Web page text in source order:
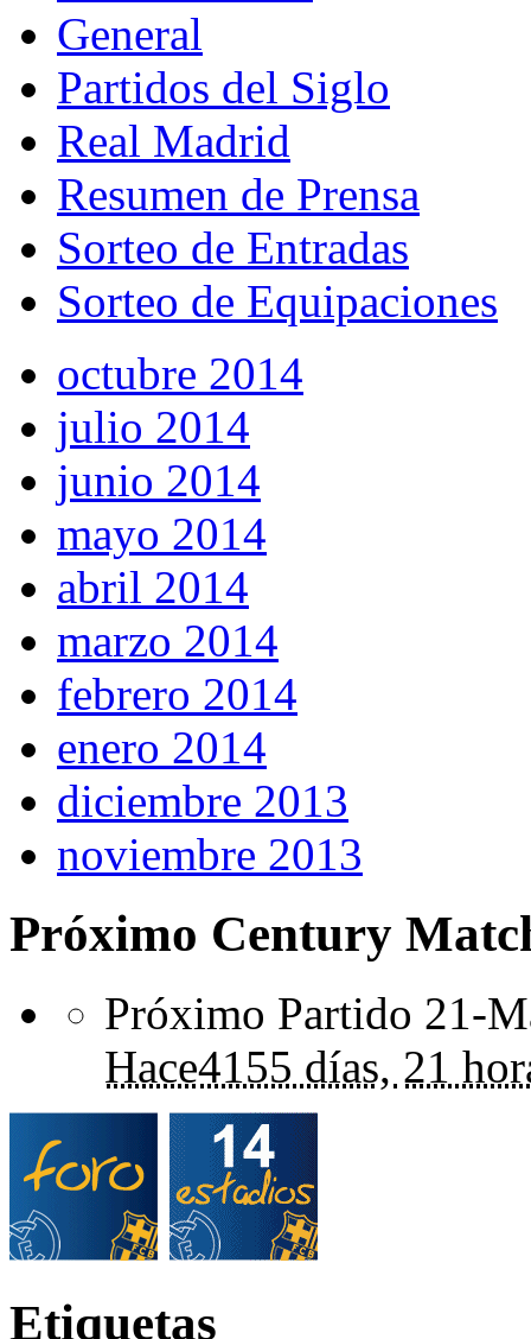
General
Partidos del Siglo
Real Madrid
Resumen de Prensa
Sorteo de Entradas
Sorteo de Equipaciones
octubre 2014
julio 2014
junio 2014
mayo 2014
abril 2014
marzo 2014
febrero 2014
enero 2014
diciembre 2013
noviembre 2013
Próximo Century
Próximo Partido 21-
Hace4155 días, 21
Etiquetas